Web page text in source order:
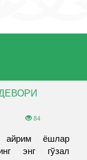
84
айрим ёшлар
энг гўзал